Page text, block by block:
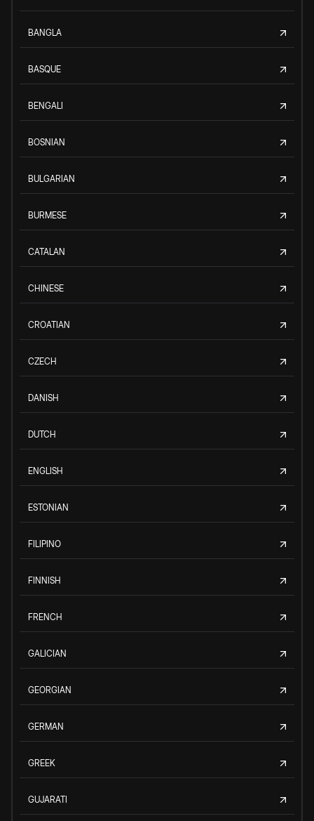
BANGLA
BASQUE
BENGALI
BOSNIAN
BULGARIAN
BURMESE
CATALAN
CHINESE
CROATIAN
CZECH
DANISH
DUTCH
ENGLISH
ESTONIAN
FILIPINO
FINNISH
FRENCH
GALICIAN
GEORGIAN
GERMAN
GREEK
GUJARATI